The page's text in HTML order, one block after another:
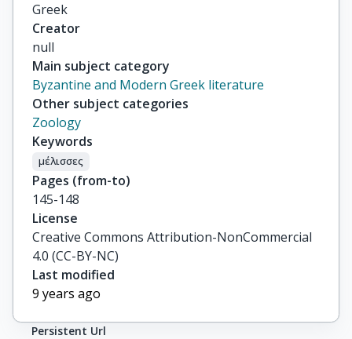
Greek
Creator
null
Main subject category
Byzantine and Modern Greek literature
Other subject categories
Zoology
Keywords
μέλισσες
Pages (from-to)
145-148
License
Creative Commons Attribution-NonCommercial
4.0 (CC-BY-NC)
Last modified
9 years ago
Persistent Url